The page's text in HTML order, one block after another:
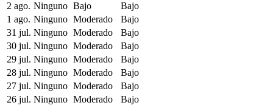
2 ago. Ninguno Bajo
Bajo
1 ago. Ninguno Moderado
Bajo
31 jul. Ninguno Moderado
Bajo
30 jul. Ninguno Moderado
Bajo
29 jul. Ninguno Moderado
Bajo
28 jul. Ninguno Moderado
Bajo
27 jul. Ninguno Moderado
Bajo
26 jul. Ninguno Moderado
Bajo